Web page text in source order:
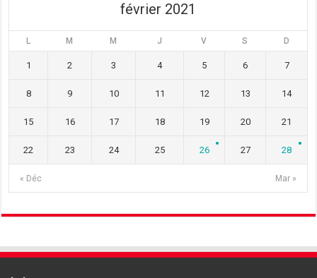
février 2021
L M M J V S D
« Déc Mar »
1 2 3 4 5 6 7
8 9 10 11 12 13 14
15 16 17 18 19 20 21
22 23 24 25 26 27 28